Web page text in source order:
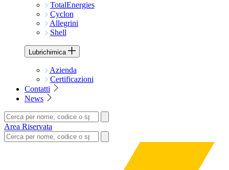
TotalEnergies
Cyclon
Allegrini
Shell
Lubrichimica
Azienda
Certificazioni
Contatti
News
Area Riservata